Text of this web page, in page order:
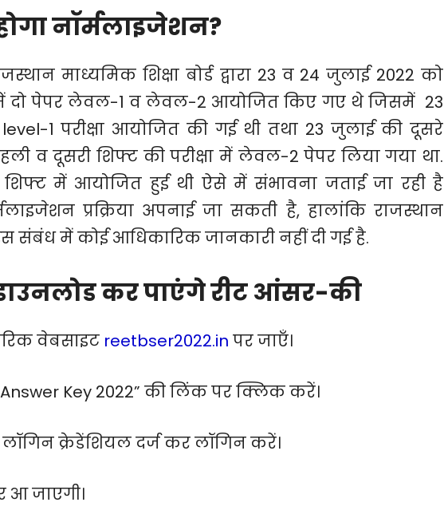
नॉर्मलाइजेशन?
माध्यमिक शिक्षा बोर्ड द्वारा 23 व 24 जुलाई 2022 को
में दो पेपर लेवल-1 व लेवल-2 आयोजित किए गए थे जिसमें 23
1 परीक्षा आयोजित की गई थी तथा 23 जुलाई की दूसरे
व दूसरी शिफ्ट की परीक्षा में लेवल-2 पेपर लिया गया था.
शिफ्ट में आयोजित हुई थी ऐसे में संभावना जताई जा रही है
प्रक्रिया अपनाई जा सकती है, हालांकि राजस्थान
इस संबंध में कोई आधिकारिक जानकारी नहीं दी गई है.
कर पाएंगे रीट आंसर-की
वेबसाइट reetbser2022.in पर जाएँ।
Answer Key 2022” की लिंक पर क्लिक करें।
क्रेडेंशियल दर्ज कर लॉगिन करें।
आ जाएगी।